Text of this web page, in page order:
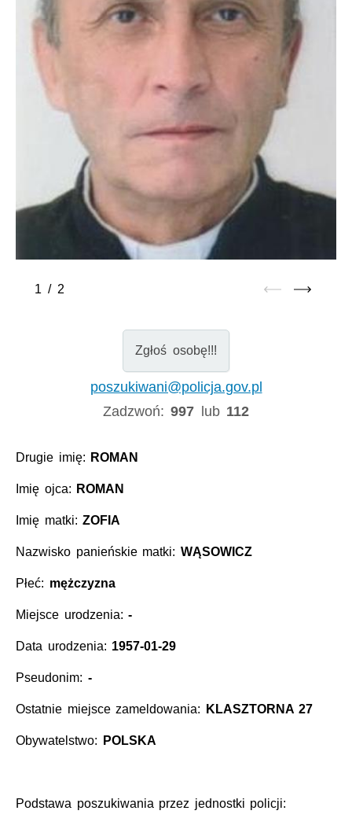
1 / 2
Zgłoś osobę!!!
poszukiwani@policja.gov.pl
Zadzwoń:997 lub 112
Drugie imię: ROMAN
Imię ojca: ROMAN
Imię matki:ZOFIA
Nazwisko panieńskie matki: WĄSOWICZ
Płeć: mężczyzna
Miejsce urodzenia:-
Data urodzenia: 1957-01-29
Pseudonim: -
Ostatnie miejsce zameldowania: KLASZTORNA 27
Obywatelstwo: POLSKA
Podstawa poszukiwania przez jednostki policji: